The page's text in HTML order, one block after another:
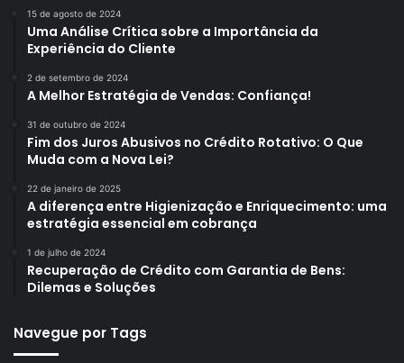
15 de agosto de 2024
Uma Análise Crítica sobre a Importância da
Experiência do Cliente
2 de setembro de 2024
A Melhor Estratégia de Vendas: Confiança!
31 de outubro de 2024
Fim dos Juros Abusivos no Crédito Rotativo: O Que
Muda com a Nova Lei?
22 de janeiro de 2025
A diferença entre Higienização e Enriquecimento: uma
estratégia essencial em cobrança
1 de julho de 2024
Recuperação de Crédito com Garantia de Bens:
Dilemas e Soluções
Navegue por Tags